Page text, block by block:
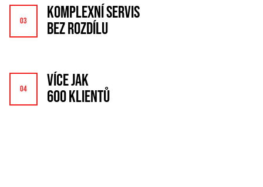
KOMPLEXNÍ SERVIS
BEZ ROZDÍLU
VÍCE JAK
600 KLIENTŮ